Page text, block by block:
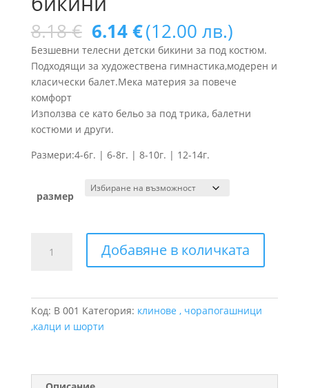
8.18€ Original
price
was:
8.18 €.
6.14€Текущата
цена
е:
6.14 €.
(12.00 лв.)
Безшевни телесни детски бикини за под костюм.
Подходящи за художествена гимнастика,модерен и
класически балет.Мека материя за повече
комфорт
Използва се като бельо за под трика, балетни
костюми и други.
Размери:4-6г. | 6-8г. | 8-10г. | 12-14г.
размер
Добавяне в количката
Код: B 001 Категория: клинове , чорапогашници
,калци и шорти